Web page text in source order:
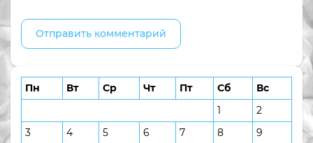
Пн Вт Ср Чт Пт Сб
Вс
1
2
3
4 5 6 7 8
9